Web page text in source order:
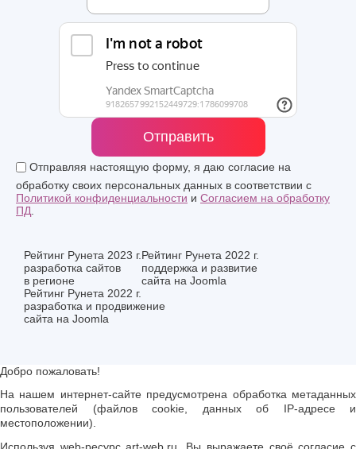
Отправить
Отправляя настоящую форму, я даю согласие на
обработку своих персональных данных в соответствии с
Политикой конфиденциальности и Согласием на обработку
ПД
Рейтинг Рунета 2023 г.
разработка сайтов
в регионе
Рейтинг Рунета 2022 г.
поддержка и развитие
сайта на Joomla
Рейтинг Рунета 2022 г.
разработка и продвижение
сайта на Joomla
Добро пожаловать!
На нашем интернет-сайте предусмотрена обработка метаданных
пользователей (файлов cookie, данных об IP-адресе и
местоположении).
Используя web-ресурс art-web.ru, Вы выражаете своё согласие с